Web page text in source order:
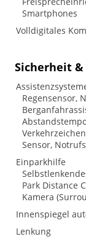
Smartphones
Volldigitales
Sicherheit &
Regensensor,
Sensor,
Einparkhilfe
Park Distance
Kamera
Innenspiegel
Lenkung